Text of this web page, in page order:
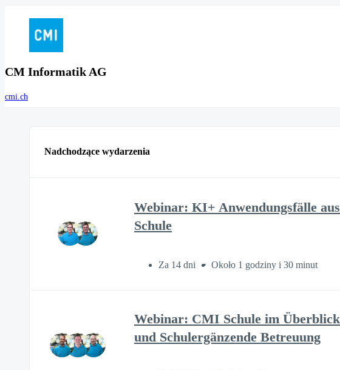
CM Informatik AG
cmi.ch
Nadchodzące wydarzenia
Webinar: KI+ Anwendungsfälle
Schule
Za 14 dni Około 1 godziny i 30 minut
Webinar: CMI Schule im
und Schulergänzende Betreuung